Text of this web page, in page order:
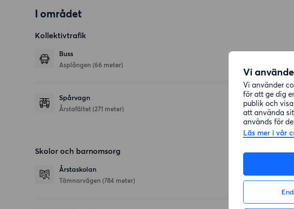
Vi
Vi använder
för att ge dig
publik och
att använda
används för
Läs mer i vår
I området
Kollektivtrafik
Buss
Asplången (66 meter)
Spårvagn
Årstafältet (271 meter)
Skolor och barnomsorg
Årstaskolan
Tämnarvägen (784 meter)